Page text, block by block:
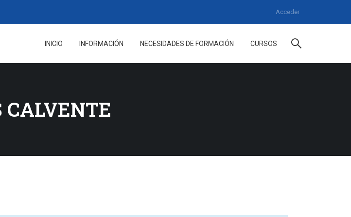
Acceder
INICIO INFORMACIÓN NECESIDADES DE FORMACIÓN CURSOS